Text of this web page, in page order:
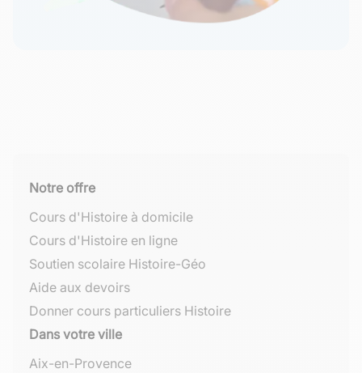
Notre offre
Cours d'Histoire à domicile
Cours d'Histoire en ligne
Soutien scolaire Histoire-Géo
Aide aux devoirs
Donner cours particuliers Histoire
Dans votre ville
Aix-en-Provence